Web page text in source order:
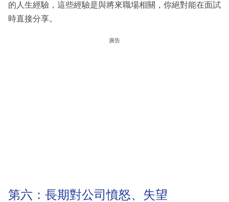
的人生經驗，這些經驗是與將來職場相關，你絕對能在面試
時直接分享。
廣告
第六：長期對公司憤怒、失望